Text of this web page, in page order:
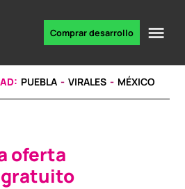
Comprar desarrollo
PUEBLA VIRALES MÉXICO
oferta